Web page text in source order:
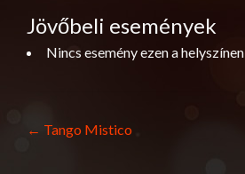
Jövőbeli események
Nincs esemény ezen a helyszínen
Post
← Tango Mistico